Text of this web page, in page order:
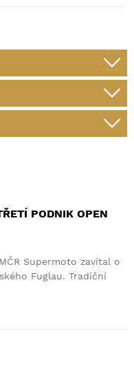
PODNIK OPEN
Supermoto zavítal o
Fuglau. Tradiční